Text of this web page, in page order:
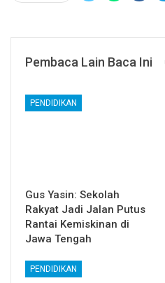
Pembaca Lain Baca Ini
PENDIDIKAN
Gus Yasin: Sekolah
Rakyat Jadi Jalan Putus
Rantai Kemiskinan di
Jawa Tengah
PENDIDIKAN